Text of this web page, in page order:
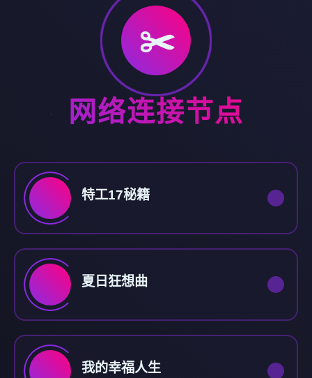
✂️
网络连接节点
特工17秘籍
夏日狂想曲
我的幸福人生